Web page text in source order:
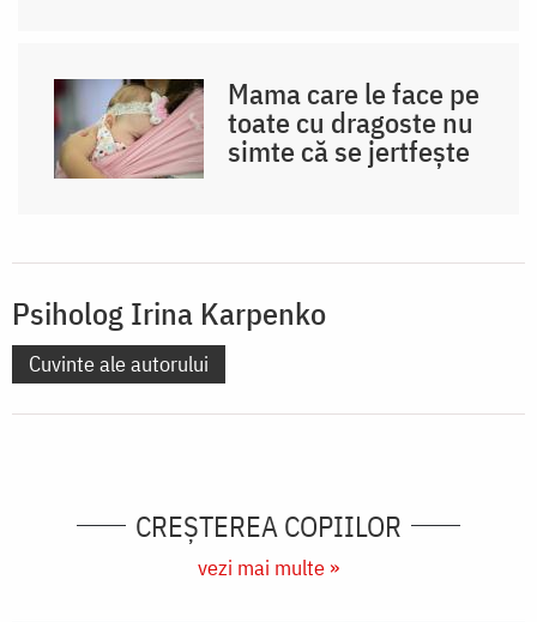
Mama care le face pe
toate cu dragoste nu
simte că se jertfește
Psiholog Irina Karpenko
Cuvinte ale autorului
CREŞTEREA COPIILOR
vezi mai multe »